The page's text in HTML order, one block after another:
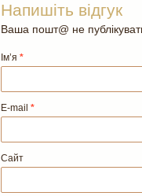
Напишіть відгук
Ваша пошт@ не
Ім’я *
E-mail *
Сайт